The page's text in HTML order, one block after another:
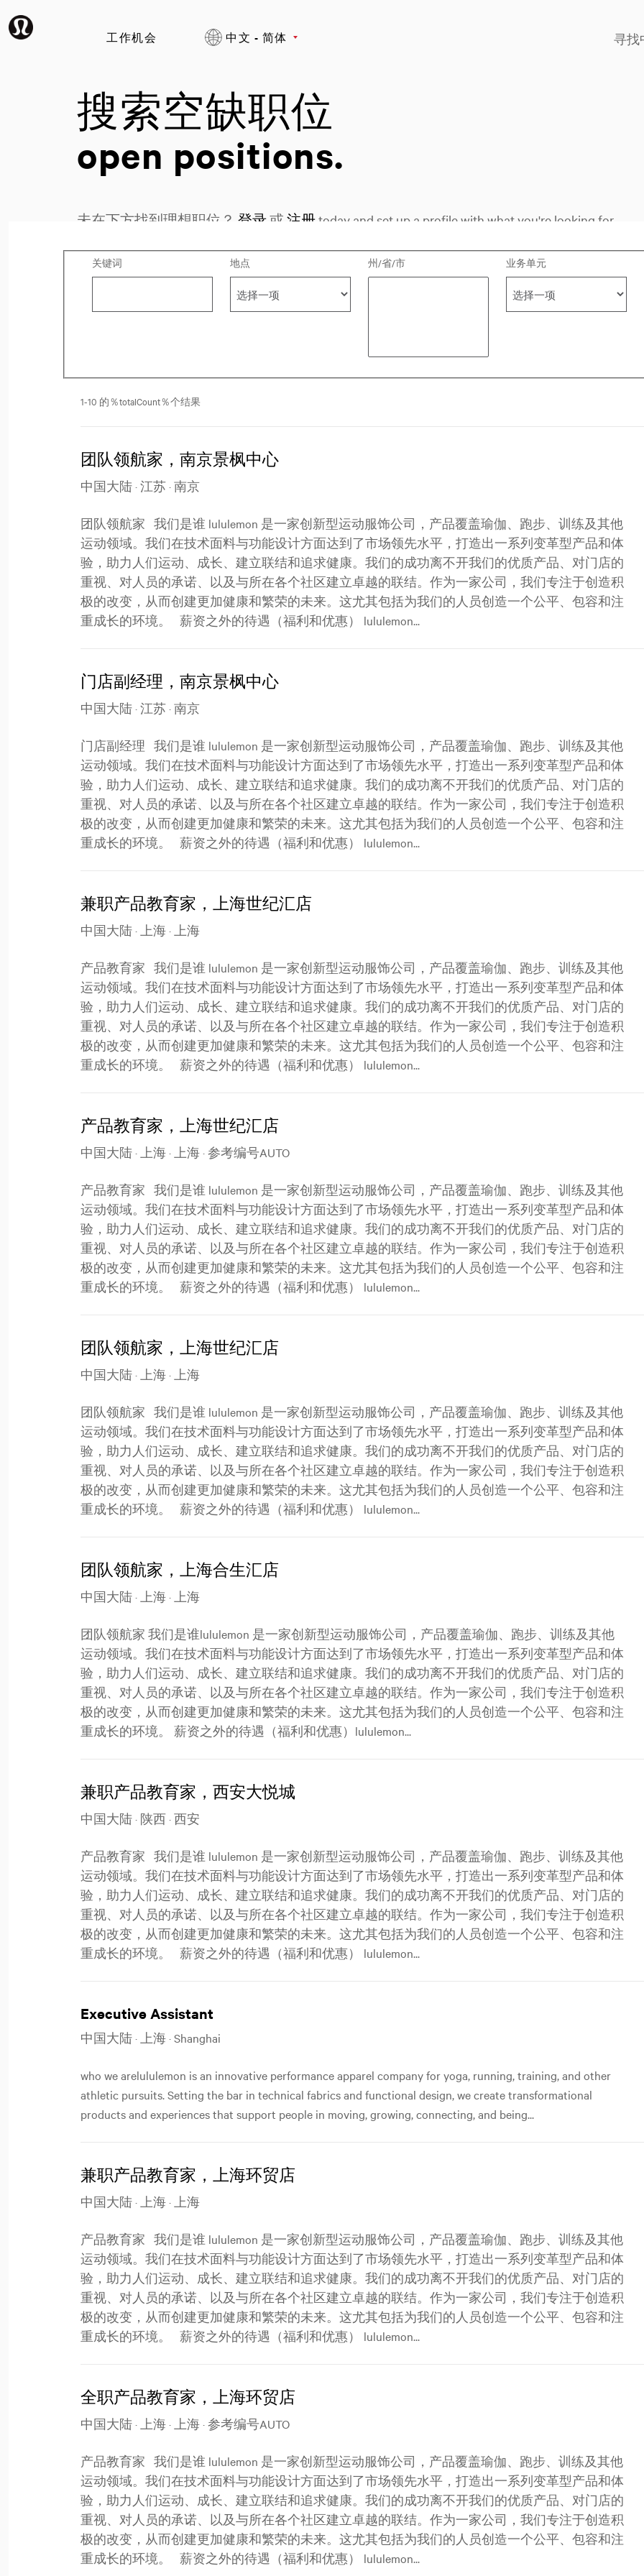
工作机会 中文 - 简体 寻找
搜索空缺职位
open positions.
未在下方找到理想职位？ 登录或 注册today and set up a profile with what you're looking for.
搜索空缺职位
关键词 地点 州/省/市 业务单元
1-10 的％totalCount％个结果
团队领航家，南京景枫中心
中国大陆 · 江苏 · 南京
团队领航家 我们是谁 lululemon 是一家创新型运动服饰公司，产品覆盖瑜伽、跑步、训练及其他
运动领域。我们在技术面料与功能设计方面达到了市场领先水平，打造出一系列变革型产品和体
验，助力人们运动、成长、建立联结和追求健康。我们的成功离不开我们的优质产品、对门店的
重视、对人员的承诺、以及与所在各个社区建立卓越的联结。作为一家公司，我们专注于创造积
极的改变，从而创建更加健康和繁荣的未来。这尤其包括为我们的人员创造一个公平、包容和注
重成长的环境。 薪资之外的待遇（福利和优惠） lululemon...
门店副经理，南京景枫中心
中国大陆 · 江苏 · 南京
门店副经理 我们是谁 lululemon 是一家创新型运动服饰公司，产品覆盖瑜伽、跑步、训练及其他
运动领域。我们在技术面料与功能设计方面达到了市场领先水平，打造出一系列变革型产品和体
验，助力人们运动、成长、建立联结和追求健康。我们的成功离不开我们的优质产品、对门店的
重视、对人员的承诺、以及与所在各个社区建立卓越的联结。作为一家公司，我们专注于创造积
极的改变，从而创建更加健康和繁荣的未来。这尤其包括为我们的人员创造一个公平、包容和注
重成长的环境。 薪资之外的待遇（福利和优惠） lululemon...
兼职产品教育家，上海世纪汇店
中国大陆 · 上海 · 上海
产品教育家 我们是谁 lululemon 是一家创新型运动服饰公司，产品覆盖瑜伽、跑步、训练及其他
运动领域。我们在技术面料与功能设计方面达到了市场领先水平，打造出一系列变革型产品和体
验，助力人们运动、成长、建立联结和追求健康。我们的成功离不开我们的优质产品、对门店的
重视、对人员的承诺、以及与所在各个社区建立卓越的联结。作为一家公司，我们专注于创造积
极的改变，从而创建更加健康和繁荣的未来。这尤其包括为我们的人员创造一个公平、包容和注
重成长的环境。 薪资之外的待遇（福利和优惠） lululemon...
产品教育家，上海世纪汇店
中国大陆 · 上海 · 上海·参考编号AUTO
产品教育家 我们是谁 lululemon 是一家创新型运动服饰公司，产品覆盖瑜伽、跑步、训练及其他
运动领域。我们在技术面料与功能设计方面达到了市场领先水平，打造出一系列变革型产品和体
验，助力人们运动、成长、建立联结和追求健康。我们的成功离不开我们的优质产品、对门店的
重视、对人员的承诺、以及与所在各个社区建立卓越的联结。作为一家公司，我们专注于创造积
极的改变，从而创建更加健康和繁荣的未来。这尤其包括为我们的人员创造一个公平、包容和注
重成长的环境。 薪资之外的待遇（福利和优惠） lululemon...
团队领航家，上海世纪汇店
中国大陆 · 上海 · 上海
团队领航家 我们是谁 lululemon 是一家创新型运动服饰公司，产品覆盖瑜伽、跑步、训练及其他
运动领域。我们在技术面料与功能设计方面达到了市场领先水平，打造出一系列变革型产品和体
验，助力人们运动、成长、建立联结和追求健康。我们的成功离不开我们的优质产品、对门店的
重视、对人员的承诺、以及与所在各个社区建立卓越的联结。作为一家公司，我们专注于创造积
极的改变，从而创建更加健康和繁荣的未来。这尤其包括为我们的人员创造一个公平、包容和注
重成长的环境。 薪资之外的待遇（福利和优惠） lululemon...
团队领航家，上海合生汇店
中国大陆 · 上海 · 上海
团队领航家 我们是谁lululemon 是一家创新型运动服饰公司，产品覆盖瑜伽、跑步、训练及其他
运动领域。我们在技术面料与功能设计方面达到了市场领先水平，打造出一系列变革型产品和体
验，助力人们运动、成长、建立联结和追求健康。我们的成功离不开我们的优质产品、对门店的
重视、对人员的承诺、以及与所在各个社区建立卓越的联结。作为一家公司，我们专注于创造积
极的改变，从而创建更加健康和繁荣的未来。这尤其包括为我们的人员创造一个公平、包容和注
重成长的环境。 薪资之外的待遇（福利和优惠）lululemon...
兼职产品教育家，西安大悦城
中国大陆 · 陕西 · 西安
产品教育家 我们是谁 lululemon 是一家创新型运动服饰公司，产品覆盖瑜伽、跑步、训练及其他
运动领域。我们在技术面料与功能设计方面达到了市场领先水平，打造出一系列变革型产品和体
验，助力人们运动、成长、建立联结和追求健康。我们的成功离不开我们的优质产品、对门店的
重视、对人员的承诺、以及与所在各个社区建立卓越的联结。作为一家公司，我们专注于创造积
极的改变，从而创建更加健康和繁荣的未来。这尤其包括为我们的人员创造一个公平、包容和注
重成长的环境。 薪资之外的待遇（福利和优惠） lululemon...
Executive Assistant
中国大陆 · 上海 · Shanghai
who we arelululemon is an innovative performance apparel company for yoga, running, training, and other
athletic pursuits. Setting the bar in technical fabrics and functional design, we create transformational
products and experiences that support people in moving, growing, connecting, and being...
兼职产品教育家，上海环贸店
中国大陆 · 上海 · 上海
产品教育家 我们是谁 lululemon 是一家创新型运动服饰公司，产品覆盖瑜伽、跑步、训练及其他
运动领域。我们在技术面料与功能设计方面达到了市场领先水平，打造出一系列变革型产品和体
验，助力人们运动、成长、建立联结和追求健康。我们的成功离不开我们的优质产品、对门店的
重视、对人员的承诺、以及与所在各个社区建立卓越的联结。作为一家公司，我们专注于创造积
极的改变，从而创建更加健康和繁荣的未来。这尤其包括为我们的人员创造一个公平、包容和注
重成长的环境。 薪资之外的待遇（福利和优惠） lululemon...
全职产品教育家，上海环贸店
中国大陆 · 上海 · 上海·参考编号AUTO
产品教育家 我们是谁 lululemon 是一家创新型运动服饰公司，产品覆盖瑜伽、跑步、训练及其他
运动领域。我们在技术面料与功能设计方面达到了市场领先水平，打造出一系列变革型产品和体
验，助力人们运动、成长、建立联结和追求健康。我们的成功离不开我们的优质产品、对门店的
重视、对人员的承诺、以及与所在各个社区建立卓越的联结。作为一家公司，我们专注于创造积
极的改变，从而创建更加健康和繁荣的未来。这尤其包括为我们的人员创造一个公平、包容和注
重成长的环境。 薪资之外的待遇（福利和优惠） lululemon...